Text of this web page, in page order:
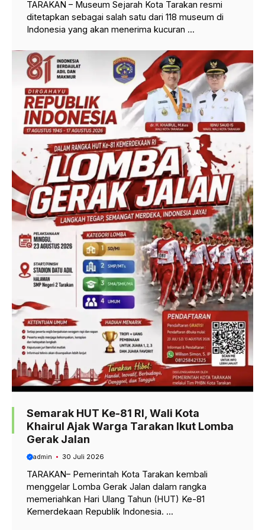
TARAKAN – Museum Sejarah Kota Tarakan resmi
ditetapkan sebagai salah satu dari 118 museum di
Indonesia yang akan menerima kucuran ...
Semarak HUT Ke-81 RI, Wali Kota
Khairul Ajak Warga Tarakan Ikut Lomba
Gerak Jalan
admin 30 Juli 2026
TARAKAN– Pemerintah Kota Tarakan kembali
menggelar Lomba Gerak Jalan dalam rangka
memeriahkan Hari Ulang Tahun (HUT) Ke-81
Kemerdekaan Republik Indonesia. ...